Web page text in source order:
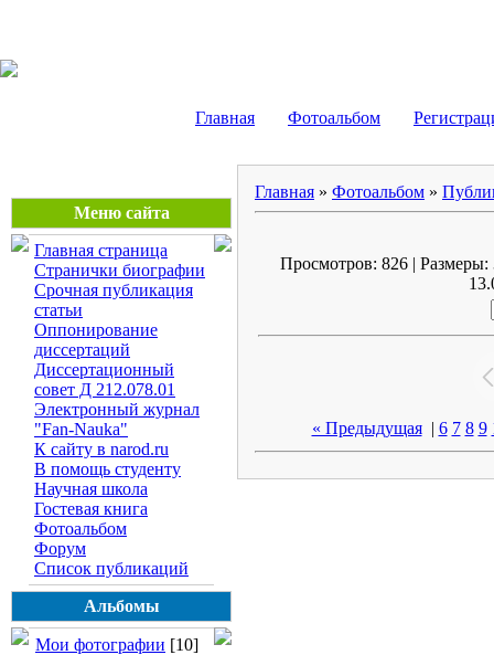
Главная Фотоальбом
Меню сайта
Главная страница
Странички биографии
Срочная публикация
статьи
Оппонирование
диссертаций
Диссертационный
совет Д 212.078.01
Электронный журнал
"Fan-Nauka"
К сайту в narod.ru
В помощь студенту
Научная школа
Гостевая книга
Фотоальбом
Форум
Список публикаций
Альбомы
Мои фотографии [10]
Главная » Фотоальбом »
Просмотров: 826 |
« Предыдущая| 6 7 8 9